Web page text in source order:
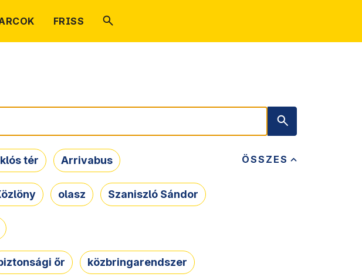
FRISS
ÖSSZES
tér Arrivabus
olasz Szaniszló Sándor
őr közbringarendszer